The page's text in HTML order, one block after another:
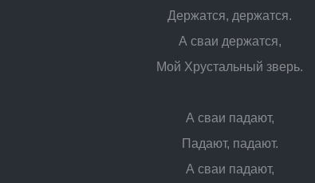
Держатся, держатся.
А сваи держатся,
Мой Хрустальный зверь.
А сваи падают,
Падают, падают.
А сваи падают,